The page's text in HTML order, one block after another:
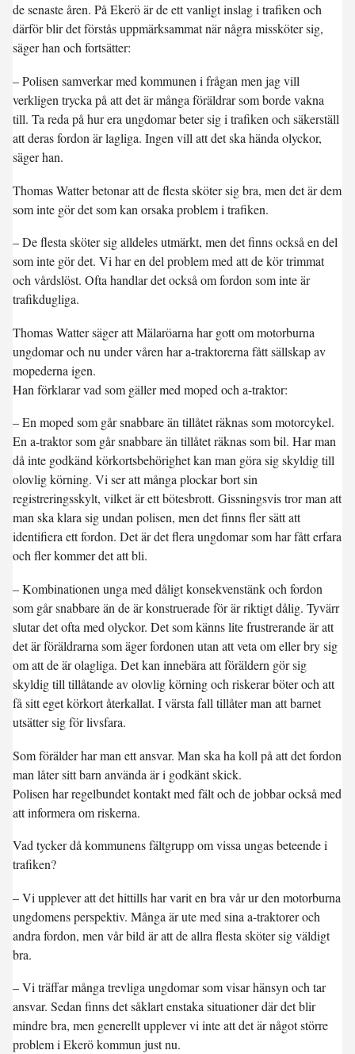
de senaste åren. På Ekerö är de ett vanligt inslag i trafiken och
därför blir det förstås uppmärksammat när några missköter sig,
säger han och fortsätter:
– Polisen samverkar med kommunen i frågan men jag vill
verkligen trycka på att det är många föräldrar som borde vakna
till. Ta reda på hur era ungdomar beter sig i trafiken och säkerställ
att deras fordon är lagliga. Ingen vill att det ska hända olyckor,
säger han.
Thomas Watter betonar att de flesta sköter sig bra, men det är dem
som inte gör det som kan orsaka problem i trafiken.
– De flesta sköter sig alldeles utmärkt, men det finns också en del
som inte gör det. Vi har en del problem med att de kör trimmat
och vårdslöst. Ofta handlar det också om fordon som inte är
trafikdugliga.
Thomas Watter säger att Mälaröarna har gott om motorburna
ungdomar och nu under våren har a-traktorerna fått sällskap av
mopederna igen.
Han förklarar vad som gäller med moped och a-traktor:
– En moped som går snabbare än tillåtet räknas som motorcykel.
En a-traktor som går snabbare än tillåtet räknas som bil. Har man
då inte godkänd körkortsbehörighet kan man göra sig skyldig till
olovlig körning. Vi ser att många plockar bort sin
registreringsskylt, vilket är ett bötesbrott. Gissningsvis tror man att
man ska klara sig undan polisen, men det finns fler sätt att
identifiera ett fordon. Det är det flera ungdomar som har fått erfara
och fler kommer det att bli.
– Kombinationen unga med dåligt konsekvenstänk och fordon
som går snabbare än de är konstruerade för är riktigt dålig. Tyvärr
slutar det ofta med olyckor. Det som känns lite frustrerande är att
det är föräldrarna som äger fordonen utan att veta om eller bry sig
om att de är olagliga. Det kan innebära att föräldern gör sig
skyldig till tillåtande av olovlig körning och riskerar böter och att
få sitt eget körkort återkallat. I värsta fall tillåter man att barnet
utsätter sig för livsfara.
Som förälder har man ett ansvar. Man ska ha koll på att det fordon
man låter sitt barn använda är i godkänt skick.
Polisen har regelbundet kontakt med fält och de jobbar också med
att informera om riskerna.
Vad tycker då kommunens fältgrupp om vissa ungas beteende i
trafiken?
– Vi upplever att det hittills har varit en bra vår ur den motorburna
ungdomens perspektiv. Många är ute med sina a-traktorer och
andra fordon, men vår bild är att de allra flesta sköter sig väldigt
bra.
– Vi träffar många trevliga ungdomar som visar hänsyn och tar
ansvar. Sedan finns det såklart enstaka situationer där det blir
mindre bra, men generellt upplever vi inte att det är något större
problem i Ekerö kommun just nu.